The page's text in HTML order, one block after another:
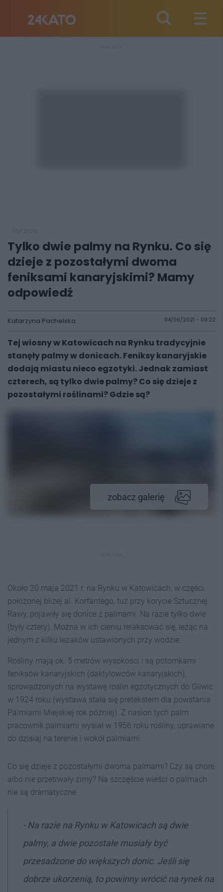
Tylko dwie palmy na Rynku. Co się
dzieje z pozostałymi dwoma
feniksami kanaryjskimi? Mamy
odpowiedź
Katarzyna Pachelska 04/06/2021 - 09:22
Tej wiosny w Katowicach na Rynku tradycyjnie
stanęły palmy w donicach. Feniksy kanaryjskie
dodają miastu nieco egzotyki. Jednak zamiast
czterech, są tylko dwie palmy? Co się dzieje z
pozostałymi roślinami? Gdzie są?
zobacz galerię
Około 20 maja 2021 r. na Rynku w Katowicach, w części
położonej bliżej al. Korfantego, tuż przy korycie Sztucznej
Rawy, pojawiły się donice z palmami. Na razie tylko dwie
(były cztery). Można w ich cieniu relaksować się, leżąc na
jednym z kilku leżaków ustawionych przy wodzie.
Rośliny mają ok. 5 metrów wysokości i są potomkami
feniksów kanaryjskich (daktylowców kanaryjskich),
sprowadzonych na wystawę roślin egzotycznych do Gliwic
w 1924 roku (wystawa stała się pretekstem dla powstania
Palmiarni Miejskiej rok później). Z nasion tych palm
pracownik palmiarni wysiał w 1956 roku rośliny, uprawiane
do dzisiaj na terenie i wokół palmiarni.
Co się dzieje z pozostałymi dwoma palmami? Czy są chore
albo nie przetrwały zimy? Na szczęście wieści o palmach
nie są dramatyczne.
- Na razie na Rynku w Katowicach są dwie
palmy, a dwie pozostałe musiały być
przesadzone do większych donic. Jeśli się
dobrze ukorzenią, to powinny wrócić na rynek na